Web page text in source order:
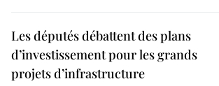
Les députés débattent des plans
d’investissement pour les grands
projets d’infrastructure